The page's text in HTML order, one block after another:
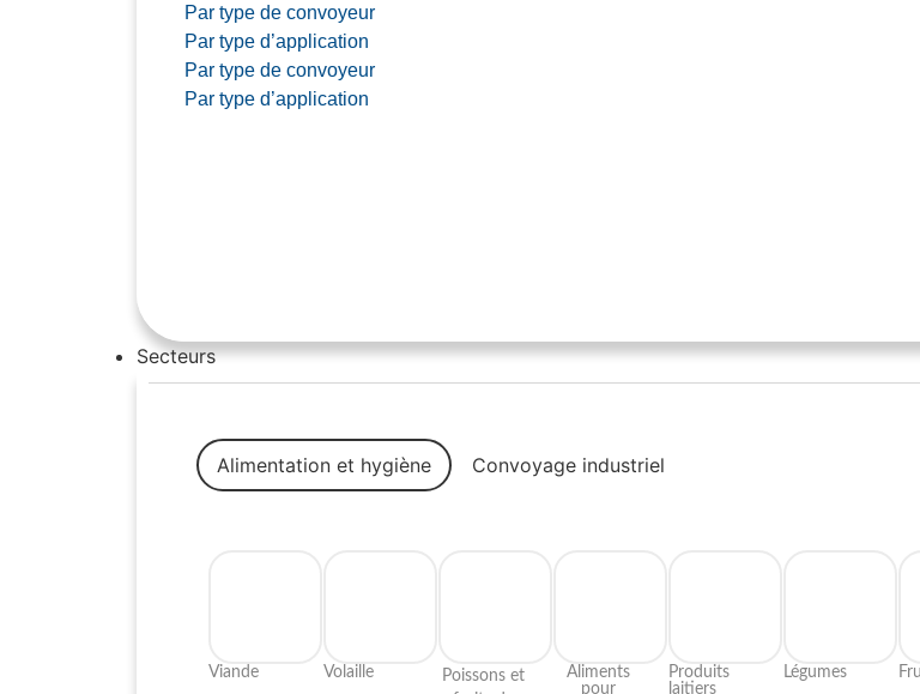
Par type de convoyeur
Par type d’application
Par type de convoyeur
Par type d’application
Secteurs
Alimentation et hygiène Convoyage industriel
Viande Volaille
Poissons et
Aliments
pour
Produits
laitiers​
Légumes